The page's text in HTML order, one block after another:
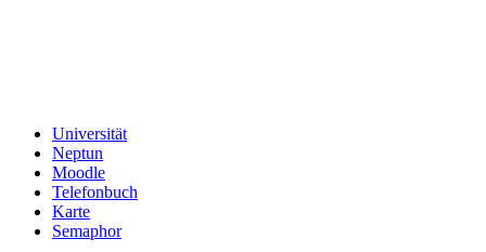
Universität
Neptun
Moodle
Telefonbuch
Karte
Semaphor